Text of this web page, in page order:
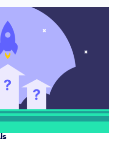
incubateurs
absolument
vous cherchez à structurer
réussir votre